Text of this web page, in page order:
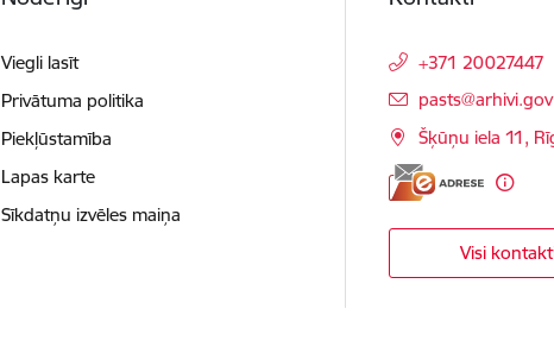
Viegli lasīt
Privātuma politika
Piekļūstamība
Lapas karte
Sīkdatņu izvēles maiņa
+371 20027447
E-pasts:
Šķūņu iela 11,
Visi